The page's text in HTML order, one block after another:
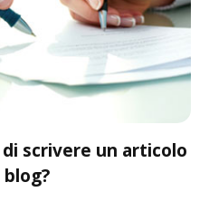
scrivere un articolo